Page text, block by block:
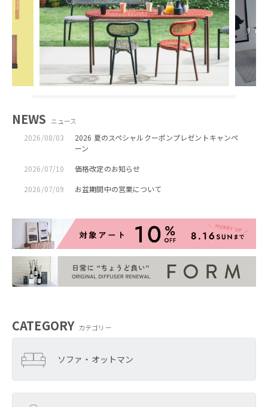
NEWS ニュース
2026/08/03
2026 夏のスペシャルクーポンプレゼントキャンペ
ーン
2026/07/10
価格改定のお知らせ
2026/07/09
お盆期間中の営業について
CATEGORY カテゴリー
ソファ・オットマン